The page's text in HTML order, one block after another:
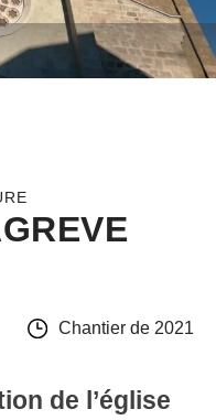
Chantier de 2021
de l’église